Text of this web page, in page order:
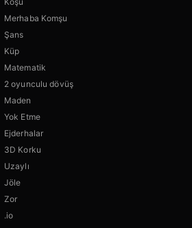
Merhaba Komşu
Şans
Küp
Matematik
2 oyunculu dövüş
Maden
Yok Etme
Ejderhalar
3D Korku
Uzaylı
Jöle
Zor
.io